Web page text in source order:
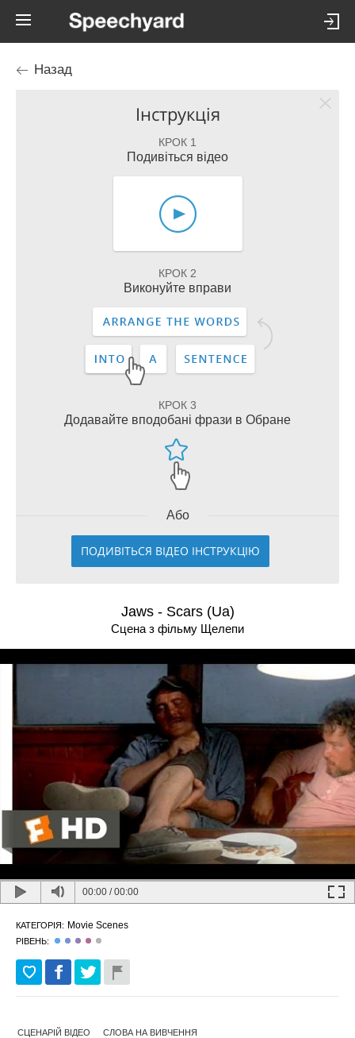
Назад
Інструкція
КРОК 1
Подивіться відео
КРОК 2
Виконуйте вправи
КРОК 3
Додавайте вподобані фрази в Обране
Або
ПОДИВІТЬСЯ ВІДЕО ІНСТРУКЦІЮ
Jaws - Scars (Ua)
Сцена з фільму Щелепи
00:00 /00:00
КАТЕГОРІЯ: Movie Scenes
РІВЕНЬ:
СЦЕНАРІЙ ВІДЕО СЛОВА НА ВИВЧЕННЯ